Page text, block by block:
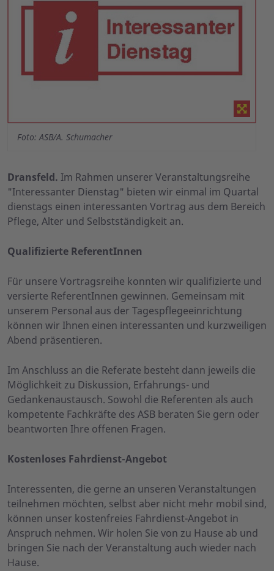
Foto: ASB/A. Schumacher
Dransfeld. Im Rahmen unserer Veranstaltungsreihe
"Interessanter Dienstag" bieten wir einmal im Quartal
dienstags einen interessanten Vortrag aus dem Bereich
Pflege, Alter und Selbstständigkeit an.
Qualifizierte ReferentInnen
Für unsere Vortragsreihe konnten wir qualifizierte und
versierte ReferentInnen gewinnen. Gemeinsam mit
unserem Personal aus der Tagespflegeeinrichtung
können wir Ihnen einen interessanten und kurzweiligen
Abend präsentieren.
Im Anschluss an die Referate besteht dann jeweils die
Möglichkeit zu Diskussion, Erfahrungs- und
Gedankenaustausch. Sowohl die Referenten als auch
kompetente Fachkräfte des ASB beraten Sie gern oder
beantworten Ihre offenen Fragen.
Kostenloses Fahrdienst-Angebot
Interessenten, die gerne an unseren Veranstaltungen
teilnehmen möchten, selbst aber nicht mehr mobil sind,
können unser kostenfreies Fahrdienst-Angebot in
Anspruch nehmen. Wir holen Sie von zu Hause ab und
bringen Sie nach der Veranstaltung auch wieder nach
Hause.